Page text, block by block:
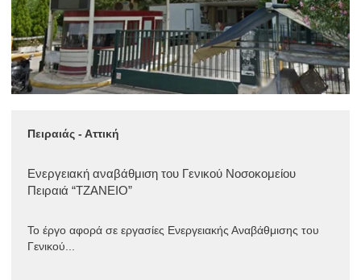
Πειραιάς - Αττική
Ενεργειακή αναβάθμιση του Γενικού Νοσοκομείου
Πειραιά “ΤΖΑΝΕΙΟ”
Το έργο αφορά σε εργασίες Ενεργειακής Αναβάθμισης του
Γενικού...